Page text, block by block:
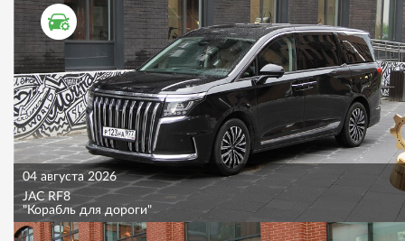
ТЕСТ ДРАЙВ
04 августа 2026
JAC RF8
"Корабль для дороги"